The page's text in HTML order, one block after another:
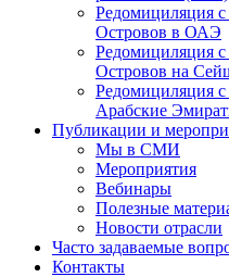
Редомициляция
Островов в ОАЭ
Редомициляция
Островов на
Редомициляция
Арабские
Публикации и
Мы в СМИ
Мероприятия
Вебинары
Полезные
Новости отрасли
Часто задаваемые
Контакты